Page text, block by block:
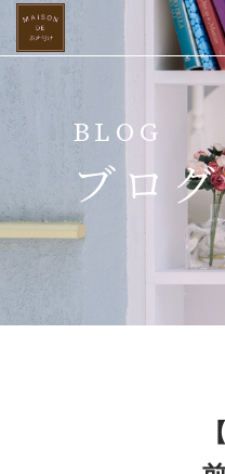
ご提供サービス
スタッフ紹介
BLOG
ブログ